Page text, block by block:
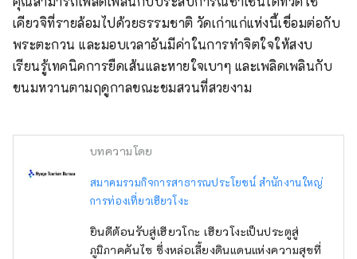
เคียวจิที่รายล้อมไปด้วยธรรมชาติ วัดเก่าแก่แห่งนี้เชื่อมต่อกับ
พระตะกวน และมอบเวลาอันมีค่าในการทำจิตใจให้สงบ
เรียนรู้เทคนิคการยืดเส้นและหายใจเบาๆ และเพลิดเพลินกับ
ขนมหวานตามฤดูกาลขณะชมสวนที่สวยงาม
บทความโดย
สมาคมรวมกิจการสาธารณประโยชน์ สำนักงานใหญ่
การท่องเที่ยวเฮียวโงะ
ยินดีต้อนรับสู่เฮียวโกะ เฮียวโงะเป็นประตูสู่
ภูมิภาคคันไซ ซึ่งหล่อเลี้ยงดินแดนแห่งความสุขที่